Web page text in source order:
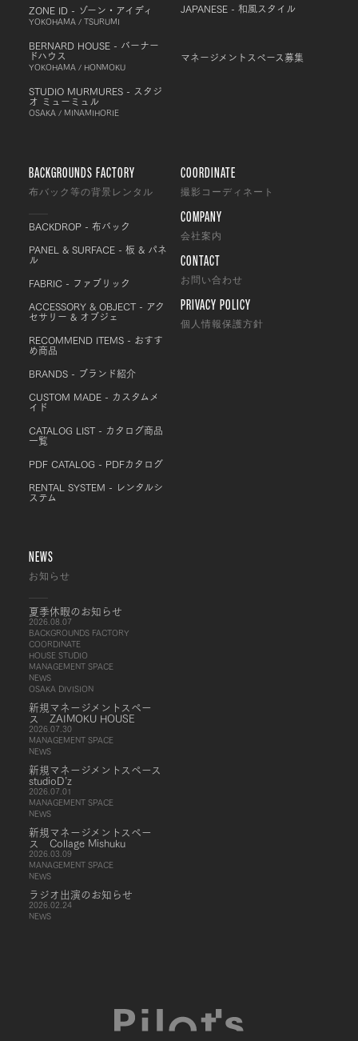
ZONE ID - ゾーン・アイディ
YOKOHAMA / TSURUMI
BERNARD HOUSE - バーナー
ドハウス
YOKOHAMA / HONMOKU
STUDIO MURMURES - スタジ
オ ミューミュル
OSAKA / MINAMIHORIE
JAPANESE - 和風スタイル
マネージメントスペース募集
BACKGROUNDS FACTORY
布バック等の背景レンタル
BACKDROP - 布バック
PANEL & SURFACE - 板 & パネ
ル
FABRIC - ファブリック
ACCESSORY & OBJECT - アク
セサリー & オブジェ
RECOMMEND ITEMS - おすす
め商品
BRANDS - ブランド紹介
CUSTOM MADE - カスタムメ
イド
CATALOG LIST - カタログ商品
一覧
PDF CATALOG - PDFカタログ
RENTAL SYSTEM - レンタルシ
ステム
COORDINATE
撮影コーディネート
COMPANY
会社案内
CONTACT
お問い合わせ
PRIVACY POLICY
個人情報保護方針
NEWS
お知らせ
夏季休暇のお知らせ
2026.08.07
BACKGROUNDS FACTORY
COORDINATE
HOUSE STUDIO
MANAGEMENT SPACE
NEWS
OSAKA DIVISION
新規マネージメントスペー
ス ZAIMOKU HOUSE
2026.07.30
MANAGEMENT SPACE
NEWS
新規マネージメントスペース
studioD’z
2026.07.01
MANAGEMENT SPACE
NEWS
新規マネージメントスペー
ス Collage Mishuku
2026.03.09
MANAGEMENT SPACE
NEWS
ラジオ出演のお知らせ
2026.02.24
NEWS